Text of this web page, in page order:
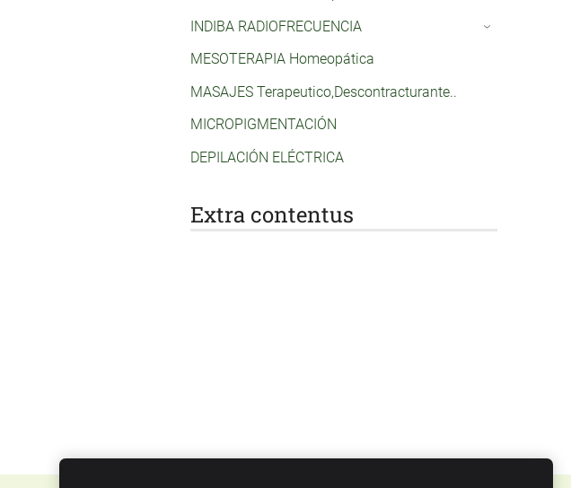
INDIBA RADIOFRECUENCIA
›
MESOTERAPIA Homeopática
MASAJES Terapeutico,Descontracturante..
MICROPIGMENTACIÓN
DEPILACIÓN ELÉCTRICA
Extra contentus